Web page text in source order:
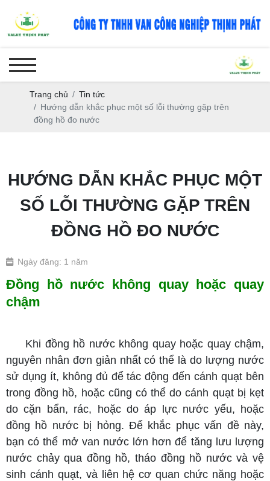
Trang chủ
Tin tức
Hướng dẫn khắc phục một số lỗi thường gặp trên
đồng hồ đo nước
HƯỚNG DẪN KHẮC PHỤC MỘT
SỐ LỖI THƯỜNG GẶP TRÊN
ĐỒNG HỒ ĐO NƯỚC
Ngày đăng: 1 năm
Đồng hồ nước không quay hoặc quay
chậm
Khi đồng hồ nước không quay hoặc quay chậm,
nguyên nhân đơn giản nhất có thể là do lượng nước
sử dụng ít, không đủ để tác động đến cánh quạt bên
trong đồng hồ, hoặc cũng có thể do cánh quạt bị kẹt
do cặn bẩn, rác, hoặc do áp lực nước yếu, hoặc
đồng hồ nước bị hỏng. Để khắc phục vấn đề này,
bạn có thể mở van nước lớn hơn để tăng lưu lượng
nước chảy qua đồng hồ, tháo đồng hồ nước và vệ
sinh cánh quạt, và liên hệ cơ quan chức năng hoặc